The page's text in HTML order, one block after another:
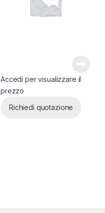
Accedi per visualizzare il
prezzo
Richiedi quotazione